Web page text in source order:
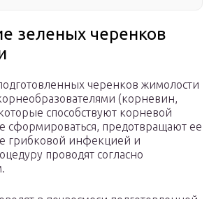
зеленых черенков
черенков жимолости
(корневин,
способствуют корневой
сформироваться, предотвращают ее
грибковой инфекцией и
проводят согласно